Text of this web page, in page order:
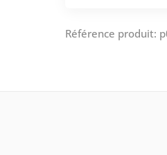
Référence produit: